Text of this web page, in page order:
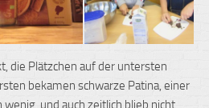
die Plätzchen auf der untersten
bekamen schwarze Patina, einer
wenig und auch zeitlich blieb nicht